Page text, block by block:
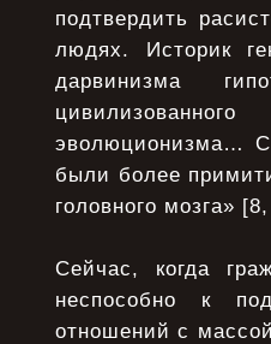
подтвердить
людях. Историк
дарвинизма
эволюционизма…
были более
головного мозга»
Сейчас, когда
неспособно к
отношений с